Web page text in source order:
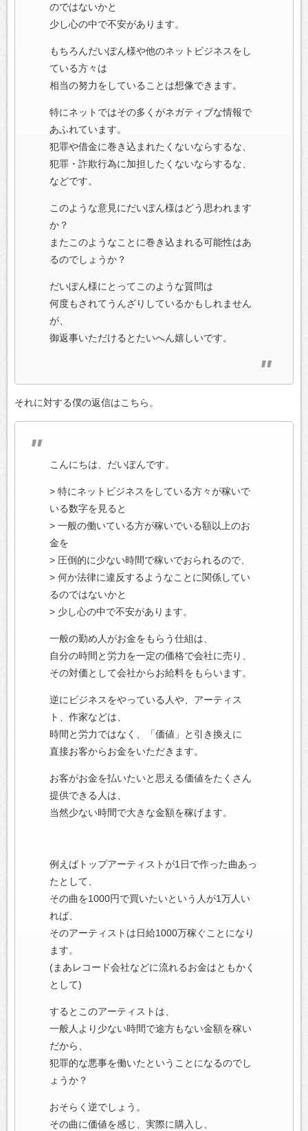
のではないかと
少し心の中で不安があります。
もちろんだいぽん様や他のネットビジネスをし
ている方々は
相当の努力をしていることは想像できます。
特にネットではその多くがネガティブな情報で
あふれています。
犯罪や借金に巻き込まれたくないならするな、
犯罪・詐欺行為に加担したくないならするな、
などです。
このような意見にだいぽん様はどう思われます
か？
またこのようなことに巻き込まれる可能性はあ
るのでしょうか？
だいぽん様にとってこのような質問は
何度もされてうんざりしているかもしれません
が、
御返事いただけるとたいへん嬉しいです。
それに対する僕の返信はこちら。
こんにちは、だいぽんです。
> 特にネットビジネスをしている方々が稼いで
いる数字を見ると
> 一般の働いている方が稼いでいる額以上のお
金を
> 圧倒的に少ない時間で稼いでおられるので、
> 何か法律に違反するようなことに関係してい
るのではないかと
> 少し心の中で不安があります。
一般の勤め人がお金をもらう仕組は、
自分の時間と労力を一定の価格で会社に売り、
その対価として会社からお給料をもらいます。
逆にビジネスをやっている人や、アーティス
ト、作家などは、
時間と労力ではなく、「価値」と引き換えに
直接お客からお金をいただきます。
お客がお金を払いたいと思える価値をたくさん
提供できる人は、
当然少ない時間で大きな金額を稼げます。
例えばトップアーティストが1日で作った曲あっ
たとして、
その曲を1000円で買いたいという人が1万人い
れば、
そのアーティストは日給1000万稼ぐことになり
ます。
(まあレコード会社などに流れるお金はともかく
として)
するとこのアーティストは、
一般人より少ない時間で途方もない金額を稼い
だから、
犯罪的な悪事を働いたということになるのでし
ょうか？
おそらく逆でしょう。
その曲に価値を感じ、実際に購入し、